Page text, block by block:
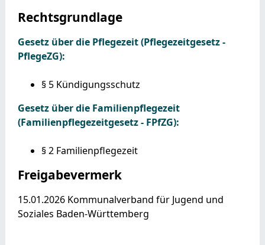
Rechtsgrundlage
Gesetz über die Pflegezeit (Pflegezeitgesetz -
PflegeZG):
§ 5 Kündigungsschutz
Gesetz über die Familienpflegezeit
(Familienpflegezeitgesetz - FPfZG):
§ 2 Familienpflegezeit
Freigabevermerk
15.01.2026 Kommunalverband für Jugend und
Soziales Baden-Württemberg